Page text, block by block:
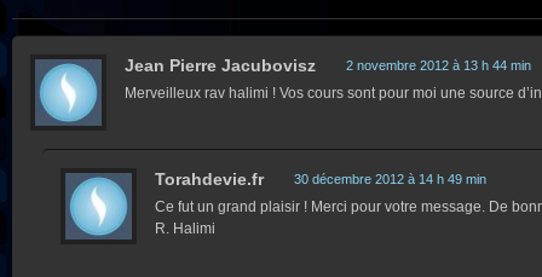
Jean Pierre Jacubovisz 2 novembre 2012 à 13 h 44 min
Merveilleux rav halimi ! Vos cours sont pour moi une source
Torahdevie.fr 30 décembre 2012 à 14 h 49 min
Ce fut un grand plaisir ! Merci pour votre message. De
R. Halimi